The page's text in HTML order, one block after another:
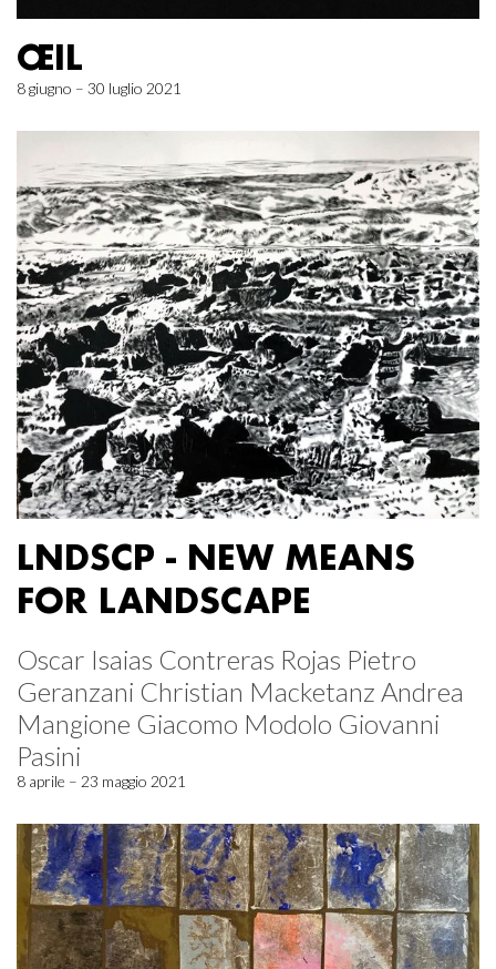
ŒIL
8 giugno – 30 luglio 2021
LNDSCP - NEW MEANS
FOR LANDSCAPE
Oscar Isaias Contreras Rojas Pietro
Geranzani Christian Macketanz Andrea
Mangione Giacomo Modolo Giovanni
Pasini
8 aprile – 23 maggio 2021